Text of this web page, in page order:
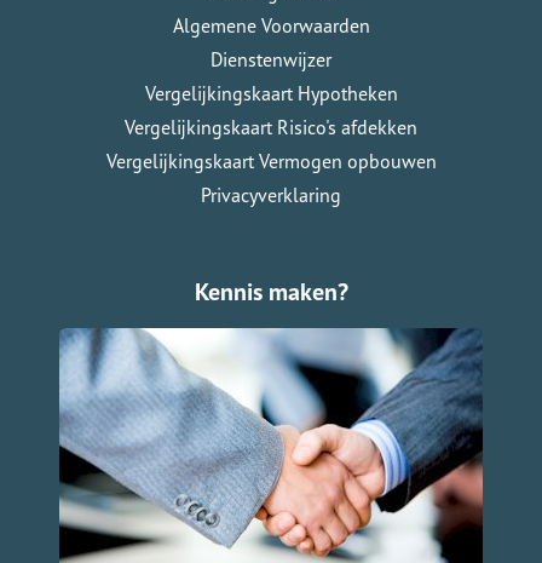
Algemene Voorwaarden
Dienstenwijzer
Vergelijkingskaart Hypotheken
Vergelijkingskaart Risico's afdekken
Vergelijkingskaart Vermogen opbouwen
Privacyverklaring
Kennis maken?